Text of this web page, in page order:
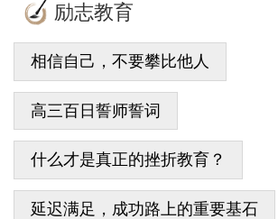
励志教育
相信自己，不要攀比他人
高三百日誓师誓词
什么才是真正的挫折教育？
延迟满足，成功路上的重要基石